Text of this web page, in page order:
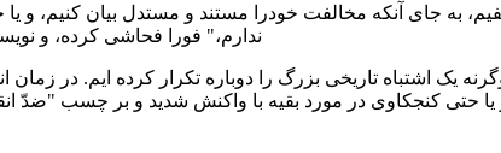
به جای آنکه مخالفت خودرا مستند و مستدل بیان کنیم، و
ندارم،" فورا فحاشی کرده، و